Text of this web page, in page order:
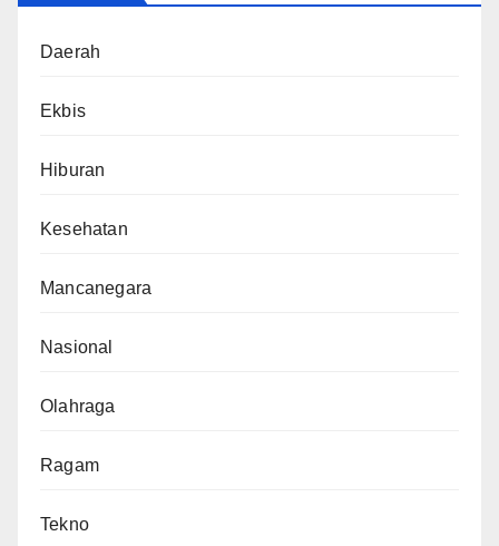
Daerah
Ekbis
Hiburan
Kesehatan
Mancanegara
Nasional
Olahraga
Ragam
Tekno